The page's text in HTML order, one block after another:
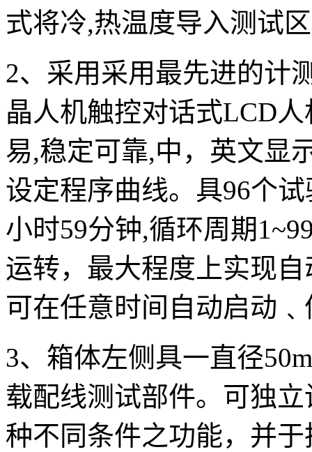
式将冷,热温度导入测试
2、采用采用最先进的计
晶人机触控对话式LCD
易,稳定可靠,中，英文显
设定程序曲线。具96个
小时59分钟,循环周期
运转，最大程度上实现
可在任意时间自动启动
3、箱体左侧具一直径
载配线测试部件。可独
种不同条件之功能，并